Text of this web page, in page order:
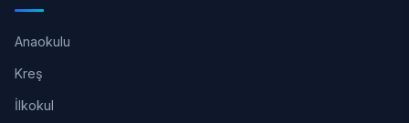
Anaokulu
Kreş
İlkokul